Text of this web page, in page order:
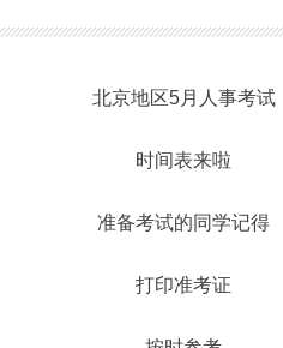
北京地区5月人事考试
时间表来啦
准备考试的同学记得
打印准考证